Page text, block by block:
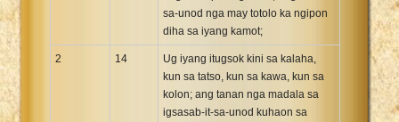
sa-unod nga may totolo ka ngipon
diha sa iyang kamot;
2 14
Ug iyang itugsok kini sa kalaha,
kun sa tatso, kun sa kawa, kun sa
kolon; ang tanan nga madala sa
igsasab-it-sa-unod kuhaon sa